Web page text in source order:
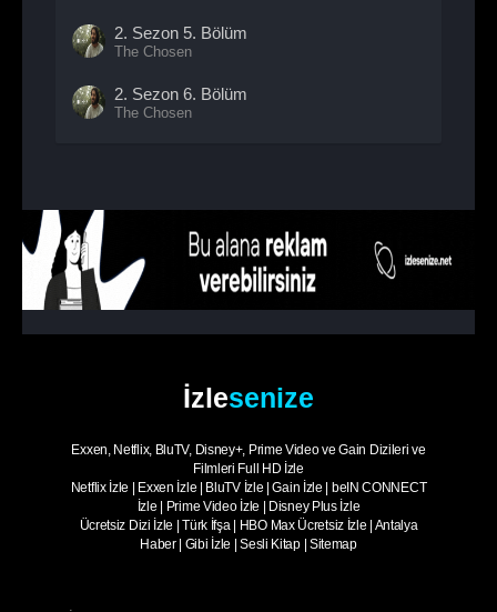
2. Sezon 5. Bölüm
The Chosen
2. Sezon 6. Bölüm
The Chosen
2. Sezon8. Bölüm- Sezon Finali
The Chosen
İzlesenize
Exxen, Netflix, BluTV, Disney+, Prime Video ve Gain Dizileri ve
Filmleri Full HD İzle
Netflix İzle | Exxen İzle | BluTV İzle |Gain İzle | beIN CONNECT
İzle | Prime Video İzle | Disney Plus İzle
Ücretsiz Dizi İzle |Türk İfşa | HBO Max Ücretsiz İzle | Antalya
Haber| Gibi İzle |Sesli Kitap| Sitemap